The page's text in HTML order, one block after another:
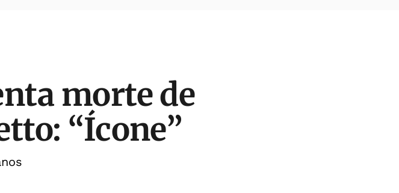
morte de
“Ícone”